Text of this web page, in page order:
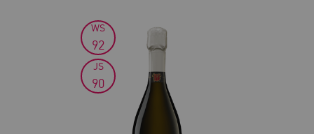
WS
92
JS
90